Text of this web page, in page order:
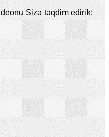
Sizə təqdim edirik: